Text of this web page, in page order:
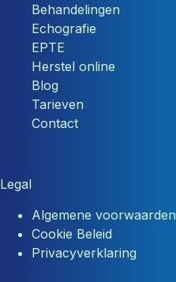
Behandelingen
Echografie
EPTE
Herstel online
Blog
Tarieven
Contact
Legal
Algemene voorwaarden
Cookie Beleid
Privacyverklaring